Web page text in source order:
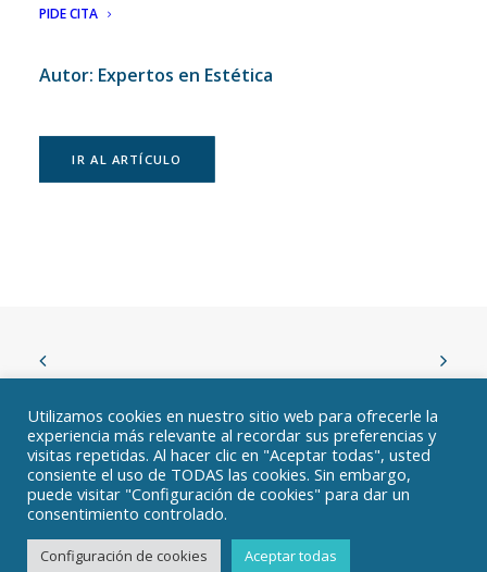
PIDE CITA
Medio: Revista Expertos en Estética
Autor: Expertos en Estética
IR AL ARTÍCULO
Dr. Jose María Franco Góngora | 644 04 34 60 |
info@drfrancogongora.com| C. de Fray Bernardino
Sahagún, 9, Chamartín, 28036 Madrid |
doctorfrancogongora.es
Aviso Legal y Política de Privacidad
Utilizamos cookies en nuestro sitio web para ofrecerle la
experiencia más relevante al recordar sus preferencias y
visitas repetidas. Al hacer clic en "Aceptar todas", usted
consiente el uso de TODAS las cookies. Sin embargo,
puede visitar "Configuración de cookies" para dar un
consentimiento controlado.
Configuración de cookies Aceptar todas